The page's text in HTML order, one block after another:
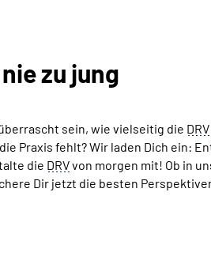
zu jung
sein, wie vielseitig die DRV
Praxis fehlt? Wir laden Dich ein:
die DRVvon morgen mit! Ob in
Dir jetzt die besten